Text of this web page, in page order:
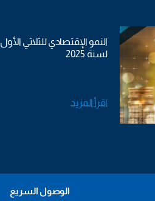
النمو الإقتصادي للثلاثي الأول
لسنة 2025
اقرأ المزيد
الوصول السريع